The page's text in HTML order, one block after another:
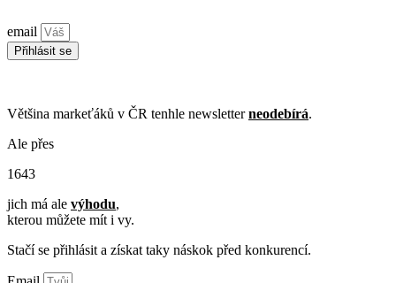
email
Přihlásit se
Většina markeťáků v ČR tenhle newsletterneodebírá.
Ale přes
1643
jich má ale výhodu,
kterou můžete mít i vy.
Stačí se přihlásit a získat taky náskok před konkurencí.